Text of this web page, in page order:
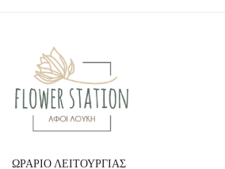
ΩΡΆΡΙΟ ΛΕΙΤΟΥΡΓΊΑΣ